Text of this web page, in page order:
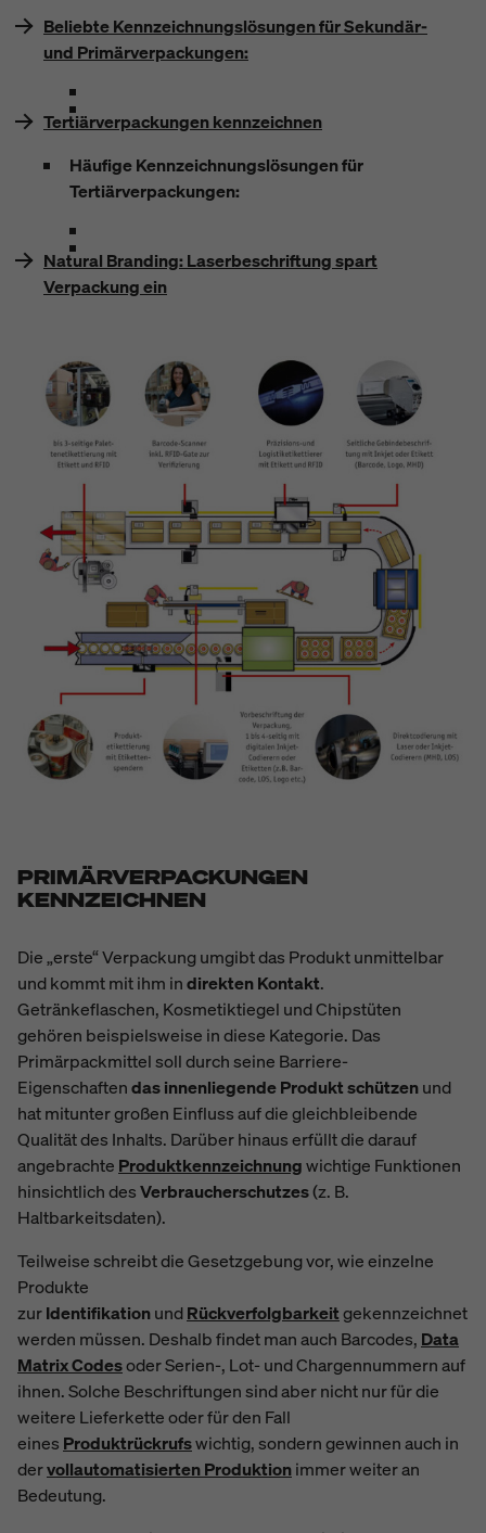
Beliebte Kennzeichnungslösungen für Sekundär-
und Primärverpackungen:
Tertiärverpackungen kennzeichnen
Häufige Kennzeichnungslösungen für
Tertiärverpackungen:
Natural Branding: Laserbeschriftung spart
Verpackung ein
PRIMÄRVERPACKUNGEN
KENNZEICHNEN
Die „erste“ Verpackung umgibt das Produkt unmittelbar
und kommt mit ihm indirekten Kontakt.
Getränkeflaschen, Kosmetiktiegel und Chipstüten
gehören beispielsweise in diese Kategorie. Das
Primärpackmittel soll durch seine Barriere-
Eigenschaftendas innenliegende Produkt schützenund
hat mitunter großen Einfluss auf die gleichbleibende
Qualität des Inhalts. Darüber hinaus erfüllt die darauf
angebrachte Produktkennzeichnungwichtige Funktionen
hinsichtlich desVerbraucherschutzes(z. B.
Haltbarkeitsdaten).
Teilweise schreibt die Gesetzgebung vor, wie einzelne
Produkte
zurIdentifikationundRückverfolgbarkeitgekennzeichnet
werden müssen. Deshalb findet man auch Barcodes, Data
Matrix Codesoder Serien-, Lot- und Chargennummern auf
ihnen. Solche Beschriftungen sind aber nicht nur für die
weitere Lieferkette oder für den Fall
eines Produktrückrufswichtig, sondern gewinnen auch in
dervollautomatisierten Produktionimmer weiter an
Bedeutung.